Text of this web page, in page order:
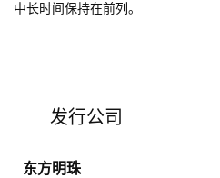
中长时间保持在前列。
发行公司
东方明珠